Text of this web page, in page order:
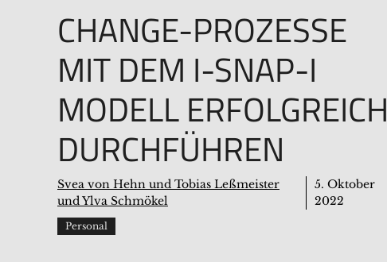
CHANGE-PROZESSE
MIT DEM I-SNAP-I
MODELL ERFOLGREICH
DURCHFÜHREN
Svea von Hehn und Tobias Leßmeister
und Ylva Schmökel
5. Oktober
2022
Personal